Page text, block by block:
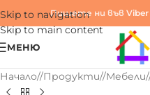
Skip to navigation
Skip to main content
Пишете ни във Viber
МЕНЮ
Начало/ Продукти/ Мебели/